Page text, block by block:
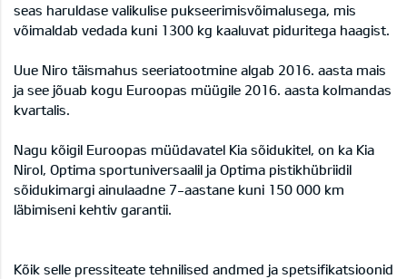
seas haruldase valikulise pukseerimisvõimalusega, mis
võimaldab vedada kuni 1300 kg kaaluvat piduritega haagist.
Uue Niro täismahus seeriatootmine algab 2016. aasta mais
ja see jõuab kogu Euroopas müügile 2016. aasta kolmandas
kvartalis.
Nagu kõigil Euroopas müüdavatel Kia sõidukitel, on ka Kia
Nirol, Optima sportuniversaalil ja Optima pistikhübriidil
sõidukimargi ainulaadne 7-aastane kuni 150 000 km
läbimiseni kehtiv garantii.
Kõik selle pressiteate tehnilised andmed ja spetsifikatsioonid